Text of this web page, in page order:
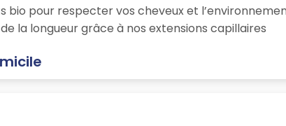
bio pour respecter vos cheveux et
la longueur grâce à nos extensions capillaires